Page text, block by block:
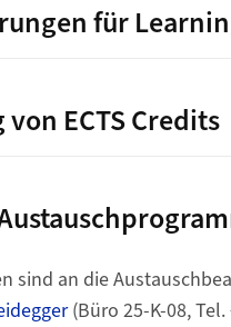
für
ECTS Credits
sind an die
(Büro 25-K-08, Tel.